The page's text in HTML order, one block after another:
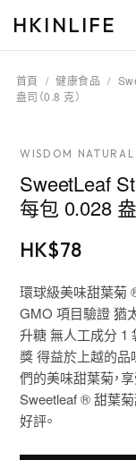
HKINLIFE
首頁 / 健康食品 /
盎司（0.8 克）
WISDOM NATURAL
SweetLeaf
每包 0.028 盎
HK$78
環球級美味甜葉菊
GMO 項目驗證 猶
升糖 無人工成分 1
獎 得益於上越的品
們的美味甜葉菊，
Sweetleaf ® 甜葉
好評。